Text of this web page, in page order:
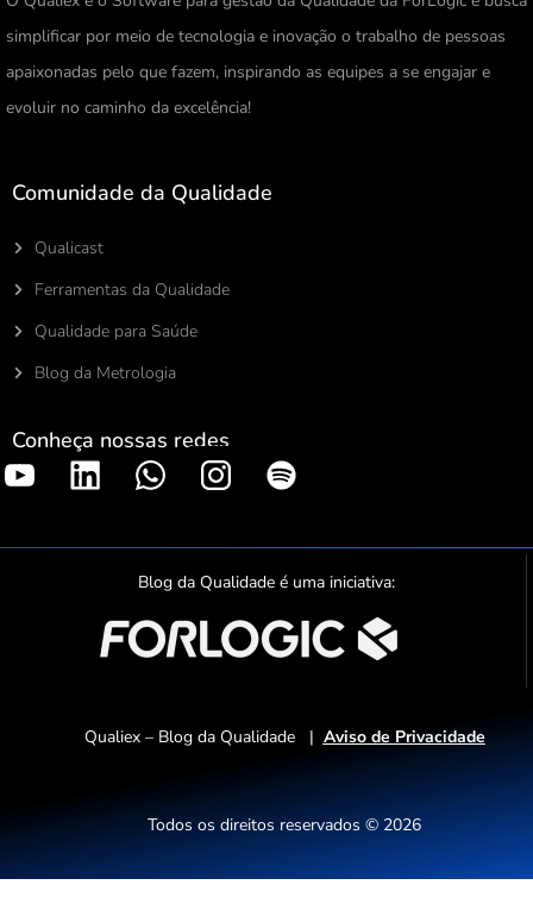
simplificar por meio de tecnologia e inovação o trabalho de pessoas
apaixonadas pelo que fazem, inspirando as equipes a se engajar e
evoluir no caminho da excelência!
Comunidade da Qualidade
Qualicast
Ferramentas da Qualidade
Qualidade para Saúde
Blog da Metrologia
Conheça nossas redes
S
o
t
f
y
Blog da Qualidade é uma iniciativa:
Qualiex – Blog da Qualidade | Aviso de Privacidade
Todos os direitos reservados © 2026